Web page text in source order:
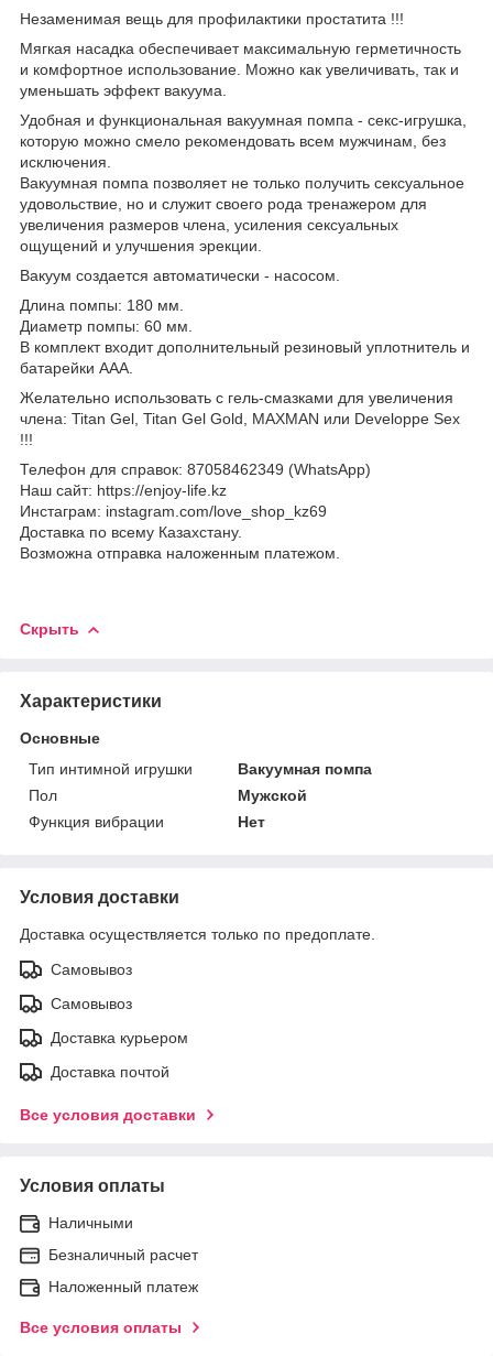
Незаменимая вещь для профилактики простатита !!!
Мягкая насадка обеспечивает максимальную герметичность
и комфортное использование. Можно как увеличивать, так и
уменьшать эффект вакуума.
Удобная и функциональная вакуумная помпа - секс-игрушка,
которую можно смело рекомендовать всем мужчинам, без
исключения.
Вакуумная помпа позволяет не только получить сексуальное
удовольствие, но и служит своего рода тренажером для
увеличения размеров члена, усиления сексуальных
ощущений и улучшения эрекции.
Вакуум создается автоматически - насосом.
Длина помпы: 180 мм.
Диаметр помпы: 60 мм.
В комплект входит дополнительный резиновый уплотнитель и
батарейки ААА.
Желательно использовать с гель-смазками для увеличения
члена: Titan Gel, Titan Gel Gold, MAXMAN или Developpe Sex
!!!
Телефон для справок: 87058462349 (WhatsApp)
Наш сайт: https://enjoy-life.kz
Инстаграм: instagram.com/love_shop_kz69
Доставка по всему Казахстану.
Возможна отправка наложенным платежом.
Скрыть
Характеристики
Основные
Тип интимной игрушки
Вакуумная помпа
Пол
Мужской
Функция вибрации
Нет
Условия доставки
Доставка осуществляется только по предоплате.
Самовывоз
Самовывоз
Доставка курьером
Доставка почтой
Все условия доставки
Условия оплаты
Наличными
Безналичный расчет
Наложенный платеж
Все условия оплаты